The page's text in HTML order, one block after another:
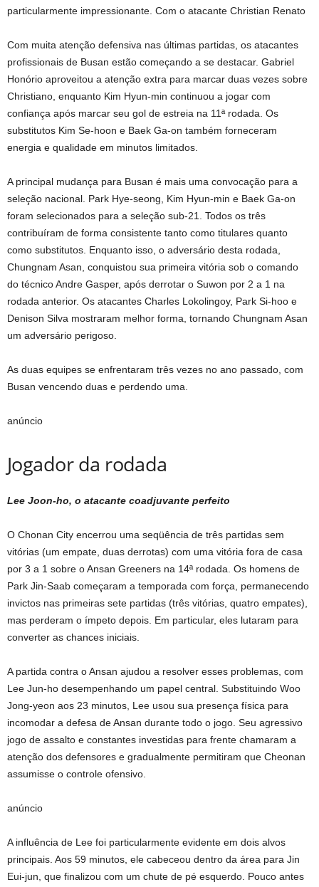
particularmente impressionante. Com o atacante Christian Renato
Com muita atenção defensiva nas últimas partidas, os atacantes
profissionais de Busan estão começando a se destacar. Gabriel
Honório aproveitou a atenção extra para marcar duas vezes sobre
Christiano, enquanto Kim Hyun-min continuou a jogar com
confiança após marcar seu gol de estreia na 11ª rodada. Os
substitutos Kim Se-hoon e Baek Ga-on também forneceram
energia e qualidade em minutos limitados.
A principal mudança para Busan é mais uma convocação para a
seleção nacional. Park Hye-seong, Kim Hyun-min e Baek Ga-on
foram selecionados para a seleção sub-21. Todos os três
contribuíram de forma consistente tanto como titulares quanto
como substitutos. Enquanto isso, o adversário desta rodada,
Chungnam Asan, conquistou sua primeira vitória sob o comando
do técnico Andre Gasper, após derrotar o Suwon por 2 a 1 na
rodada anterior. Os atacantes Charles Lokolingoy, Park Si-hoo e
Denison Silva mostraram melhor forma, tornando Chungnam Asan
um adversário perigoso.
As duas equipes se enfrentaram três vezes no ano passado, com
Busan vencendo duas e perdendo uma.
anúncio
Jogador da rodada
Lee Joon-ho, o atacante coadjuvante perfeito
O Chonan City encerrou uma seqüência de três partidas sem
vitórias (um empate, duas derrotas) com uma vitória fora de casa
por 3 a 1 sobre o Ansan Greeners na 14ª rodada. Os homens de
Park Jin-Saab começaram a temporada com força, permanecendo
invictos nas primeiras sete partidas (três vitórias, quatro empates),
mas perderam o ímpeto depois. Em particular, eles lutaram para
converter as chances iniciais.
A partida contra o Ansan ajudou a resolver esses problemas, com
Lee Jun-ho desempenhando um papel central. Substituindo Woo
Jong-yeon aos 23 minutos, Lee usou sua presença física para
incomodar a defesa de Ansan durante todo o jogo. Seu agressivo
jogo de assalto e constantes investidas para frente chamaram a
atenção dos defensores e gradualmente permitiram que Cheonan
assumisse o controle ofensivo.
anúncio
A influência de Lee foi particularmente evidente em dois alvos
principais. Aos 59 minutos, ele cabeceou dentro da área para Jin
Eui-jun, que finalizou com um chute de pé esquerdo. Pouco antes